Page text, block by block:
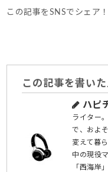
この記事をSNSでシェア！
この記事を書い
ハピ
ライター
で、およ
変えて暮
中の現役
「西海岸